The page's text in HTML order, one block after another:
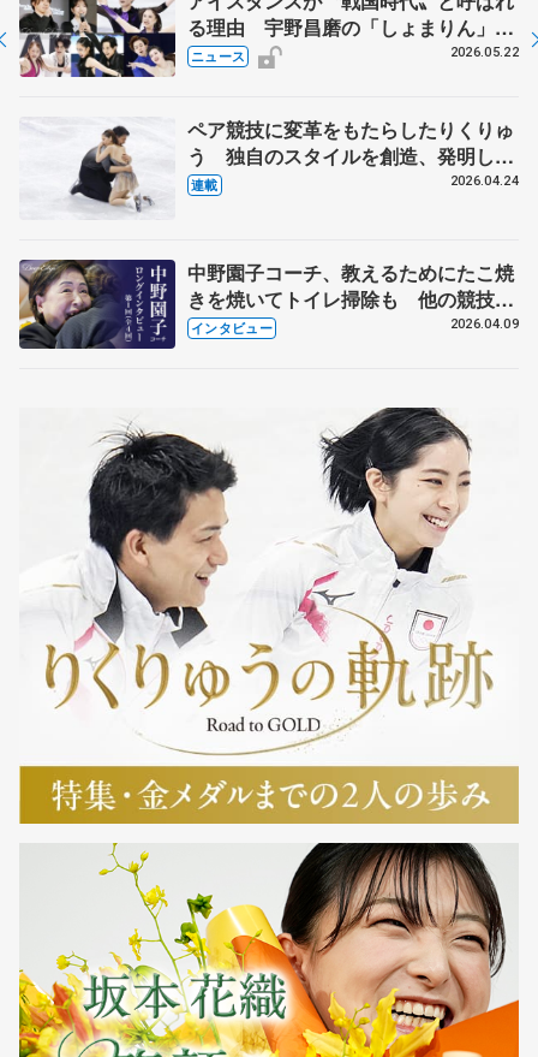
る理由 宇野昌磨の「しょまりん」ら
実力者が相次いで参戦 国内の競争激
ニュース 2026.05.22
ペア競技に変革をもたらしたりくりゅ
う 独自のスタイルを創造、発明した
【引退発表後②】
連載 2026.04.24
中野園子コーチ、教えるためにたこ焼
きを焼いてトイレ掃除も 他の競技に
も通用するという坂本花織の筋肉
インタビュー 2026.04.09